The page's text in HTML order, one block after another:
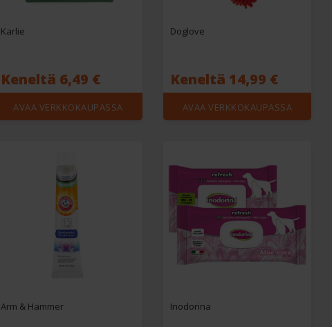
Karlie
Keneltä 6,49 €
AVAA VERKKOKAUPASSA
Doglove
Keneltä 14,99 €
AVAA VERKKOKAUPASSA
Arm & Hammer Inodorina